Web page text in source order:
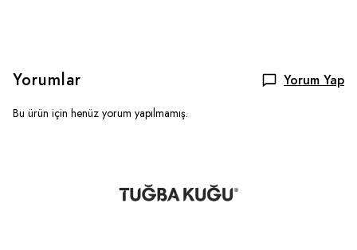
Yorumlar Yorum Yap
Bu ürün için henüz yorum yapılmamış.